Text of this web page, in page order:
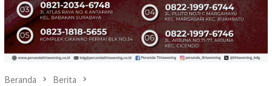
Beranda Berita